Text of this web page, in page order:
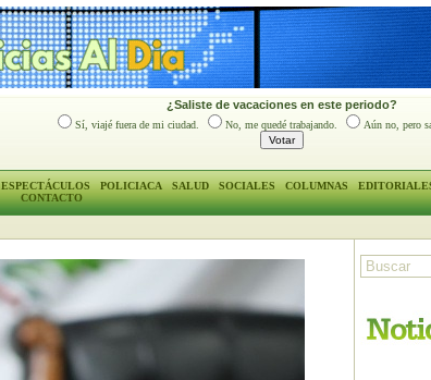
¿Saliste de vacaciones en este periodo?
Sí, viajé fuera de mi ciudad. No, me quedé trabajando. Aún no, pero
ESPECTÁCULOS POLICIACA SALUD SOCIALES COLUMNAS
CONTACTO